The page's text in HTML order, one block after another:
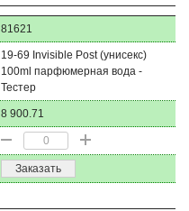
81621
19-69 Invisible Post (унисекс)
100ml парфюмерная вода -
Тестер
8 900.71
Заказать